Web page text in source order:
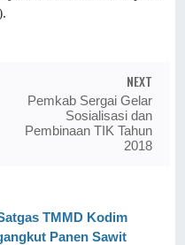
NEXT
Pemkab Sergai Gelar
Sosialisasi dan
Pembinaan TIK Tahun
2018
TMMD Kodim
Panen Sawit